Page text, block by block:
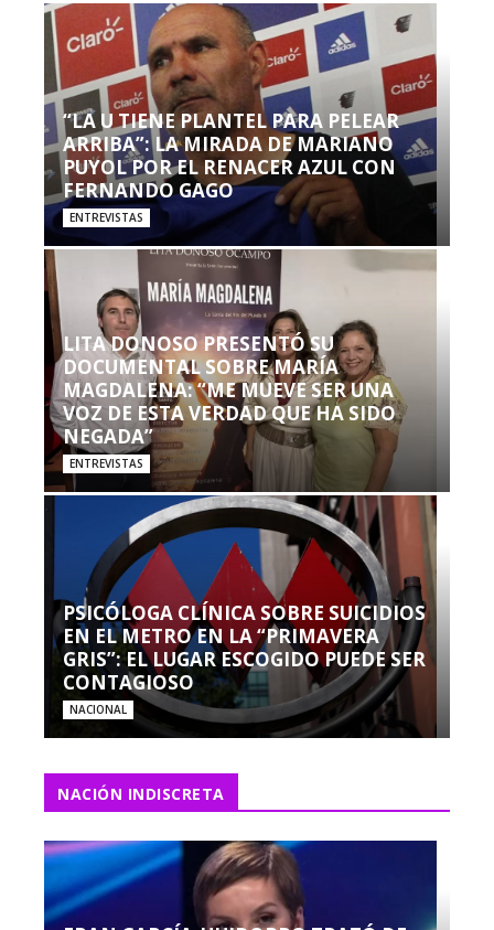
“LA U TIENE PLANTEL PARA PELEAR
ARRIBA”: LA MIRADA DE MARIANO
PUYOL POR EL RENACER AZUL CON
FERNANDO GAGO
ENTREVISTAS
LITA DONOSO PRESENTÓ SU
DOCUMENTAL SOBRE MARÍA
MAGDALENA: “ME MUEVE SER UNA
VOZ DE ESTA VERDAD QUE HA SIDO
NEGADA”
ENTREVISTAS
PSICÓLOGA CLÍNICA SOBRE SUICIDIOS
EN EL METRO EN LA “PRIMAVERA
GRIS”: EL LUGAR ESCOGIDO PUEDE SER
CONTAGIOSO
NACIONAL
NACIÓN INDISCRETA